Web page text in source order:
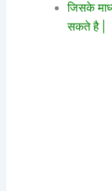
जिसके
सकते है |